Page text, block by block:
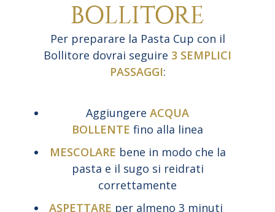
BOLLITORE
Per preparare la Pasta Cup con il
Bollitore dovrai seguire 3 SEMPLICI
PASSAGGI:
Aggiungere ACQUA
BOLLENTE fino alla linea
MESCOLARE bene in modo che la
pasta e il sugo si reidrati
correttamente
ASPETTARE per almeno 3 minuti